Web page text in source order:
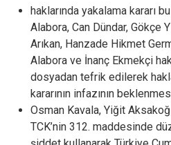
haklarında yakalama kararı
Alabora, Can Dündar, Gökçe
Arıkan, Hanzade Hikmet
Alabora ve İnanç Ekmekçi
dosyadan tefrik edilerek
kararının infazının
Osman Kavala, Yiğit
TCK’nin 312. maddesinde